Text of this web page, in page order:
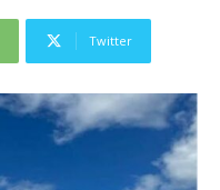
Twitter